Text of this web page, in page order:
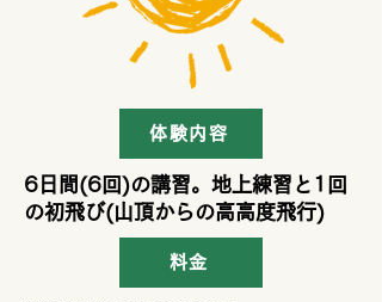
体験内容
​6日間(6回)の講習。地上練習と1回
の初飛び(山頂からの高高度飛行)
料金